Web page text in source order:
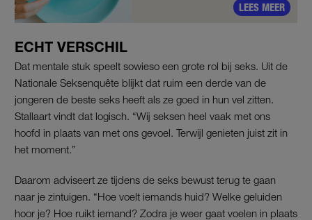
LEES MEER
ECHT VERSCHIL
Dat mentale stuk speelt sowieso een grote rol bij seks. Uit de
Nationale Seksenquête blijkt dat ruim een derde van de
jongeren de beste seks heeft als ze goed in hun vel zitten.
Stallaart vindt dat logisch. “Wij seksen heel vaak met ons
hoofd in plaats van met ons gevoel. Terwijl genieten juist zit in
het moment.”
Daarom adviseert ze tijdens de seks bewust terug te gaan
naar je zintuigen. “Hoe voelt iemands huid? Welke geluiden
hoor je? Hoe ruikt iemand? Zodra je weer gaat voelen in plaats